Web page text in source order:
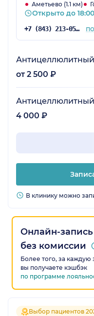
Аметьево (1.1 км)
Открыто до 18:00
+7 (843) 213-05-67
от 2 500 ₽
4 000 ₽
В клинику можно
Онлайн-запись
без комиссии
Более того, за каждую
вы получаете кэшбэк
по программе
Выбор пациентов